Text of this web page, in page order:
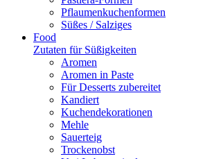
Pflaumenkuchenformen
Süßes / Salziges
Food
Zutaten für Süßigkeiten
Aromen
Aromen in Paste
Für Desserts zubereitet
Kandiert
Kuchendekorationen
Mehle
Sauerteig
Trockenobst